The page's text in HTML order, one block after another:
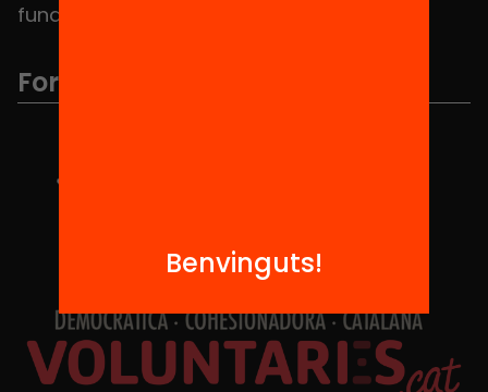
fundacio@equitat.org
Formem part de...
Benvinguts!